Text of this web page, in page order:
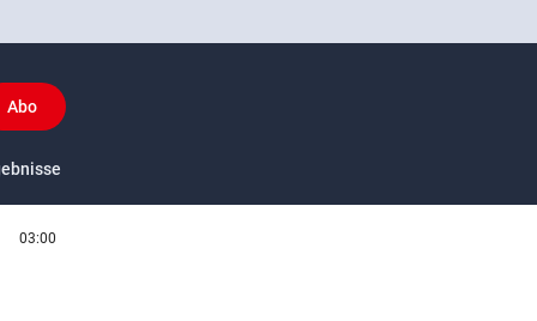
Abo
US-Sport
03:00